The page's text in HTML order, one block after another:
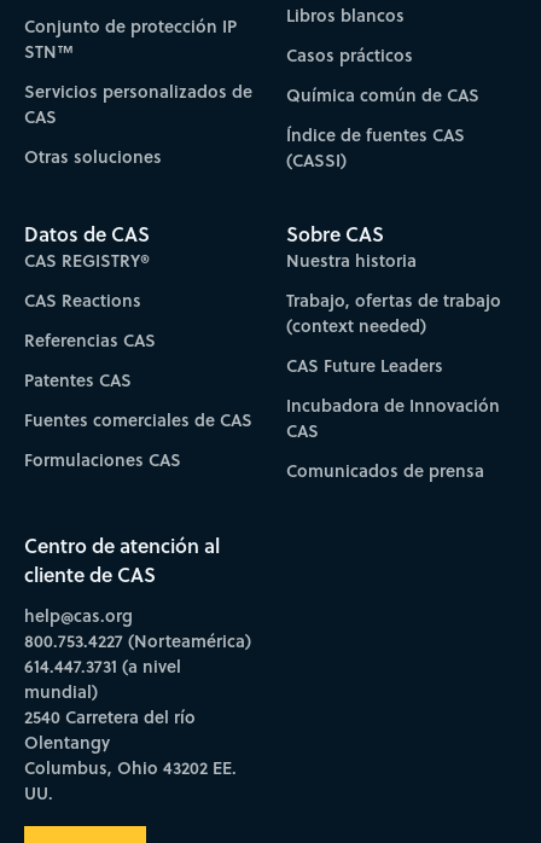
Conjunto de protección IP
STN™
Servicios personalizados de
CAS
Otras soluciones
Libros blancos
Casos prácticos
Química común de CAS
Índice de fuentes CAS
(CASSI)
Datos de CAS
CAS REGISTRY®
CAS Reactions
Referencias CAS
Patentes CAS
Fuentes comerciales de CAS
Formulaciones CAS
Sobre CAS
Nuestra historia
Trabajo, ofertas de trabajo
(context needed)
CAS Future Leaders
Incubadora de Innovación
CAS
Comunicados de prensa
Centro de atención al
cliente de CAS
help@cas.org
800.753.4227 (Norteamérica)
614.447.3731 (a nivel
mundial)
2540 Carretera del río
Olentangy
Columbus, Ohio 43202 EE.
UU.